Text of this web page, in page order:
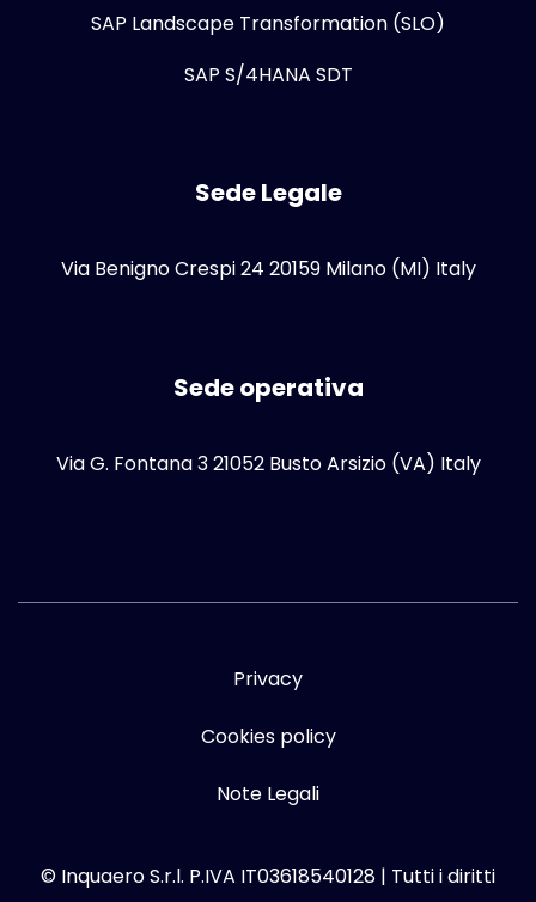
SAP Landscape Transformation (SLO)
SAP S/4HANA SDT
Sede Legale
Via Benigno Crespi 24 20159 Milano (MI) Italy
Sede operativa
Via G. Fontana 3 21052 Busto Arsizio (VA) Italy
Privacy
Cookies policy
Note Legali
© Inquaero S.r.l. P.IVA IT03618540128 | Tutti i diritti